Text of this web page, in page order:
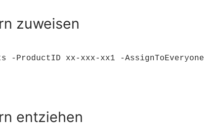
zuweisen
-ProductID xx-xxx-xx1 -AssignToEveryone
entziehen